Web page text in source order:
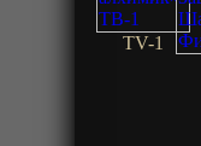
TV-1